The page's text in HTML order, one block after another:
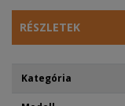
RÉSZLETEK
Kategória